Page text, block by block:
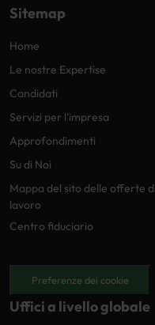
Sitemap
Home
Le nostre Expertise
Candidati
Servizi per l'impresa
Approfondimenti
Su di Noi
Mappa del sito delle offerte di
lavoro
Centro fiduciario
Preferenze dei cookie
Uffici a livello globale